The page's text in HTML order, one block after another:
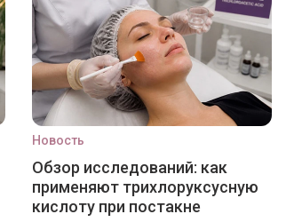
Новость
Обзор исследований: как
применяют трихлоруксусную
кислоту при постакне